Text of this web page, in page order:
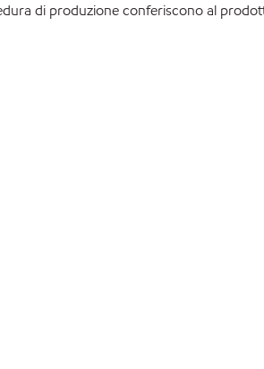
di produzione conferiscono al